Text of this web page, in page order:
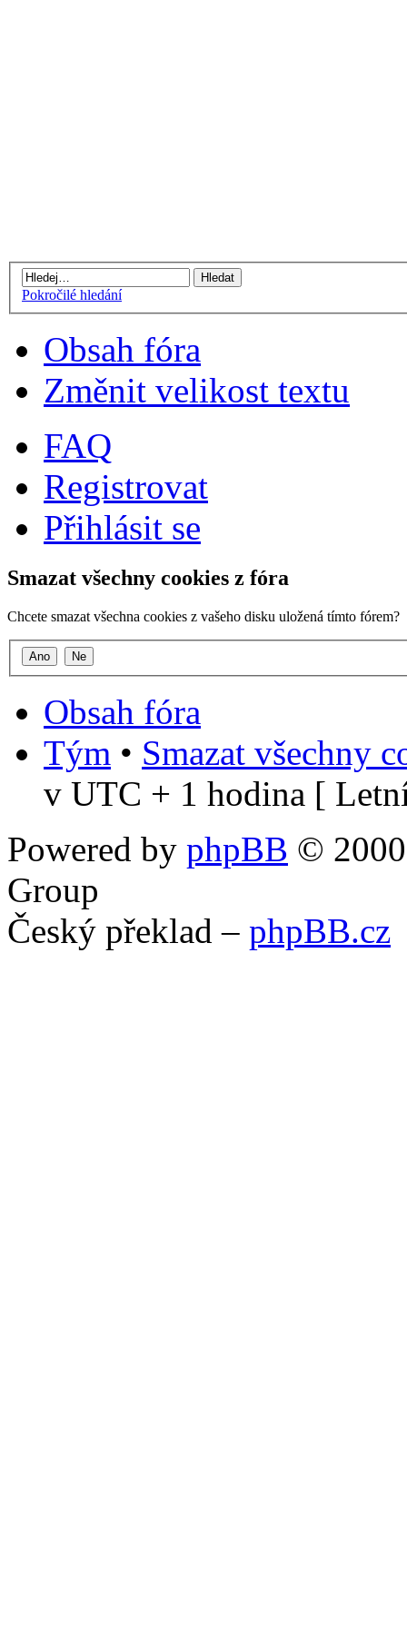
Pokročilé hledání
Obsah fóra
Změnit velikost textu
FAQ
Registrovat
Přihlásit se
Smazat všechny cookies z fóra
Chcete smazat všechna cookies z vašeho disku uložená tímto fórem?
Obsah fóra
Tým • Smazat všechny
v UTC + 1 hodina [
Powered by phpBB ©
Group
Český překlad – phpBB.cz